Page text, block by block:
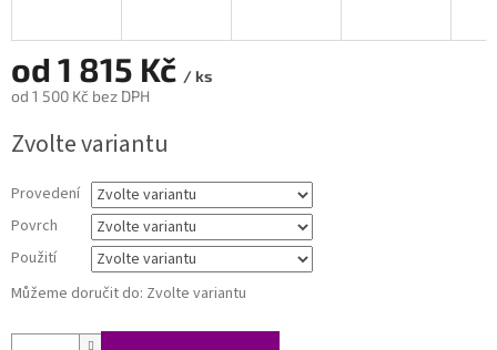
od 1 815 Kč / ks
od 1 500 Kč bez DPH
cena:
Zvolte variantu
Provedení
Povrch
Použití
Můžeme doručit do: Zvolte variantu